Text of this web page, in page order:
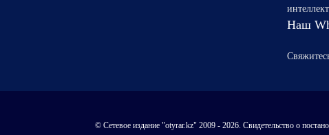
Наш
© Сетевое издание "otyrar.kz" 2009 - 2026. Свидетельство о